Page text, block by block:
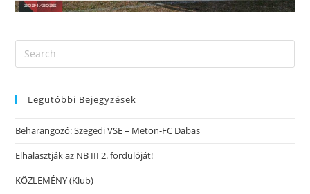
Legutóbbi Bejegyzések
Beharangozó: Szegedi VSE – Meton-FC Dabas
Elhalasztják az NB III 2. fordulóját!
KÖZLEMÉNY (Klub)